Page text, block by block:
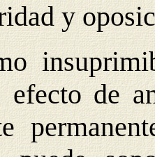
y
efecto de